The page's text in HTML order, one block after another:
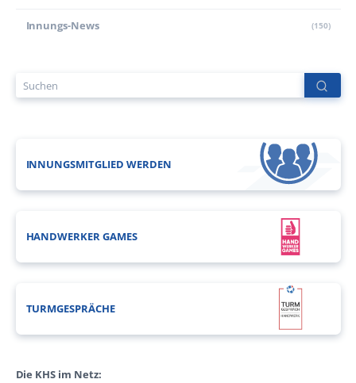
Innungs-News (150)
INNUNGSMITGLIED WERDEN
HANDWERKER GAMES
TURMGESPRÄCHE
Die KHS im Netz: